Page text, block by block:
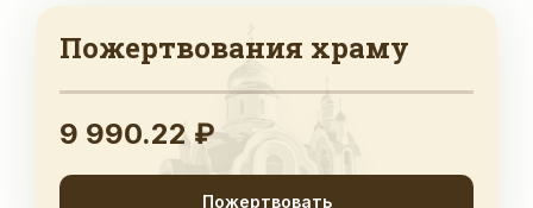
Пожертвования храму
9 990.22 ₽
Пожертвовать